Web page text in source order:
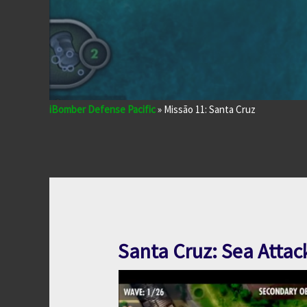
iBomber Defense Pacific» Missão 11: Santa Cruz
Santa Cruz: Sea